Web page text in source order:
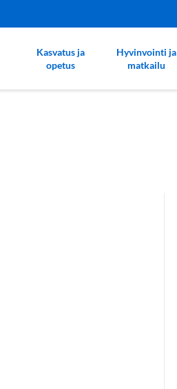
Kasvatus ja
opetus
Hyvinvointi ja
matkailu